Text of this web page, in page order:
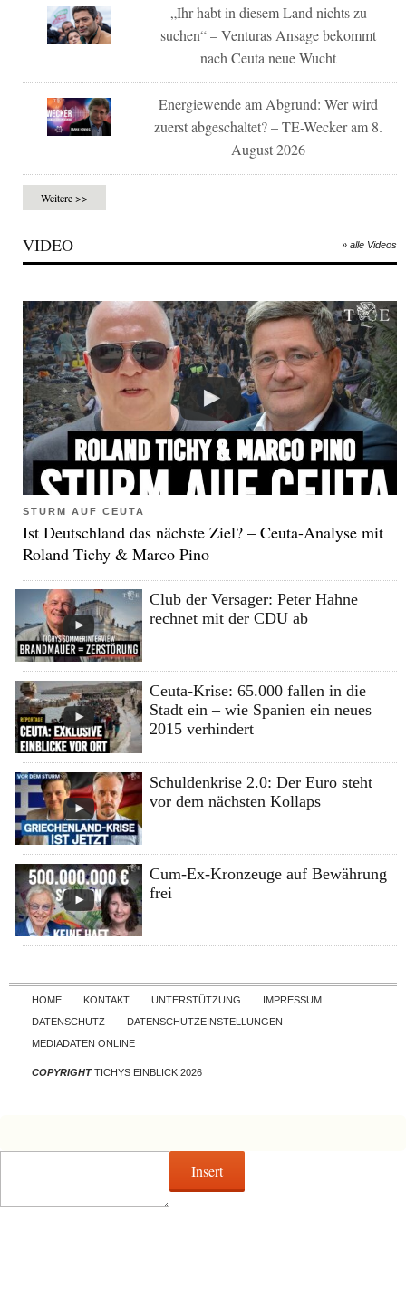
„Ihr habt in diesem Land nichts zu
suchen“ – Venturas Ansage bekommt
nach Ceuta neue Wucht
Energiewende am Abgrund: Wer wird
zuerst abgeschaltet? – TE-Wecker am 8.
August 2026
Weitere >>
VIDEO » alle Videos
STURM AUF CEUTA
Ist Deutschland das nächste Ziel? – Ceuta-Analyse mit
Roland Tichy & Marco Pino
Club der Versager: Peter Hahne
rechnet mit der CDU ab
Ceuta-Krise: 65.000 fallen in die
Stadt ein – wie Spanien ein neues
2015 verhindert
Schuldenkrise 2.0: Der Euro steht
vor dem nächsten Kollaps
Cum-Ex-Kronzeuge auf Bewährung
frei
Skip to content
HOME KONTAKT UNTERSTÜTZUNG
IMPRESSUM
DATENSCHUTZ
DATENSCHUTZEINSTELLUNGEN
MEDIADATEN ONLINE
COPYRIGHTTICHYS EINBLICK 2026
Insert